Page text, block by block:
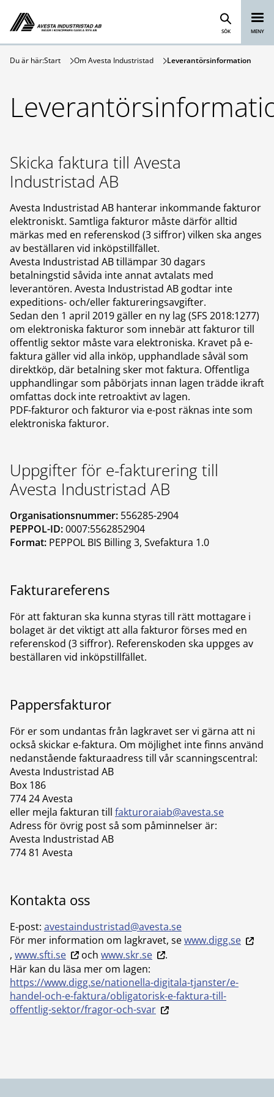
Hoppa till innehåll
Avesta Industristad
SÖK MENY
Du är här:Start Om Avesta Industristad Leverantörsinformation
Skicka faktura till Avesta
Industristad AB
Avesta Industristad AB hanterar inkommande fakturor
elektroniskt. Samtliga fakturor måste därför alltid
märkas med en referenskod (3 siffror) vilken ska anges
av beställaren vid inköpstillfället.
Avesta Industristad AB tillämpar 30 dagars
betalningstid såvida inte annat avtalats med
leverantören. Avesta Industristad AB godtar inte
expeditions- och/eller faktureringsavgifter.
Sedan den 1 april 2019 gäller en ny lag (SFS 2018:1277)
om elektroniska fakturor som innebär att fakturor till
offentlig sektor måste vara elektroniska. Kravet på e-
faktura gäller vid alla inköp, upphandlade såväl som
direktköp, där betalning sker mot faktura. Offentliga
upphandlingar som påbörjats innan lagen trädde ikraft
omfattas dock inte retroaktivt av lagen.
PDF-fakturor och fakturor via e-post räknas inte som
elektroniska fakturor.
Uppgifter för e-fakturering till
Avesta Industristad AB
Organisationsnummer: 556285-2904
PEPPOL-ID:0007:5562852904
Format: PEPPOL BIS Billing 3, Svefaktura 1.0
Fakturareferens
För att fakturan ska kunna styras till rätt mottagare i
bolaget är det viktigt att alla fakturor förses med en
referenskod (3 siffror). Referenskoden ska uppges av
beställaren vid inköpstillfället.
Pappersfakturor
För er som undantas från lagkravet ser vi gärna att ni
också skickar e-faktura. Om möjlighet inte finns använd
nedanstående fakturaadress till vår scanningscentral:
Avesta Industristad AB
Box 186
774 24 Avesta
eller mejla fakturan till fakturoraiab@avesta.se
Adress för övrig post så som påminnelser är:
Avesta Industristad AB
774 81 Avesta
Kontakta oss
E-post: avestaindustristad@avesta.se
För mer information om lagkravet, sewww.digg.se
, www.sfti.se och www.skr.se
.
Här kan du läsa mer om lagen:
https://www.digg.se/nationella-digitala-tjanster/e-
handel-och-e-faktura/obligatorisk-e-faktura-till-
offentlig-sektor/fragor-och-svar